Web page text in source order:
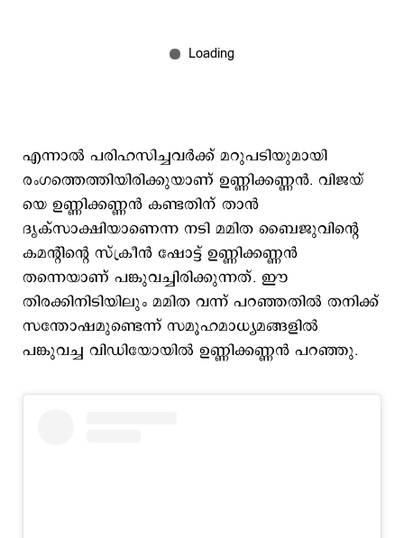
എന്നാല്‍ പരിഹസിച്ചവര്‍ക്ക് മറുപടിയുമായി
രംഗത്തെത്തിയിരിക്കുയാണ് ഉണ്ണിക്കണ്ണന്‍. വിജയ്​
യെ ഉണ്ണിക്കണ്ണന്‍ കണ്ടതിന് താന്‍
ദൃക്സാക്ഷിയാണെന്ന നടി മമിത ബൈജുവിന്‍റെ
കമന്‍റിന്‍റെ സ്ക്രീന്‍ ഷോട്ട് ഉണ്ണിക്കണ്ണന്‍
തന്നെയാണ് പങ്കുവച്ചിരിക്കുന്നത്. ഈ
തിരക്കിനിടിയിലും മമിത വന്ന് പറഞ്ഞതില്‍ തനിക്ക്
സന്തോഷമുണ്ടെന്ന് സമൂഹമാധ്യമങ്ങളില്‍
പങ്കുവച്ച വിഡിയോയില്‍ ഉണ്ണിക്കണ്ണന്‍ പറഞ്ഞു.